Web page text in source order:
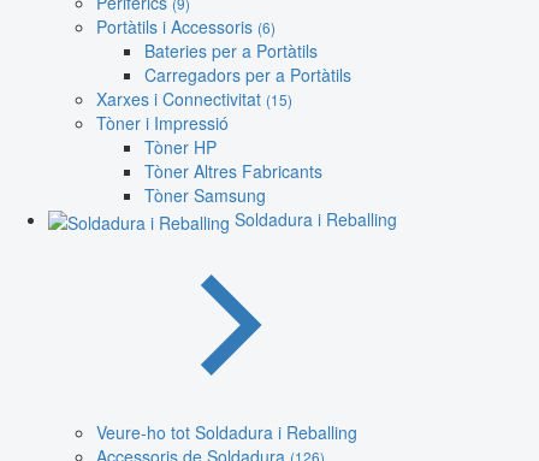
Portàtils i Accessoris (6)
Bateries per a Portàtils
Carregadors per a Portàtils
Xarxes i Connectivitat (15)
Tòner i Impressió
Tòner HP
Tòner Altres Fabricants
Tòner Samsung
Soldadura i Reballing
Veure-ho tot Soldadura i Reballing
Accessoris de Soldadura (126)